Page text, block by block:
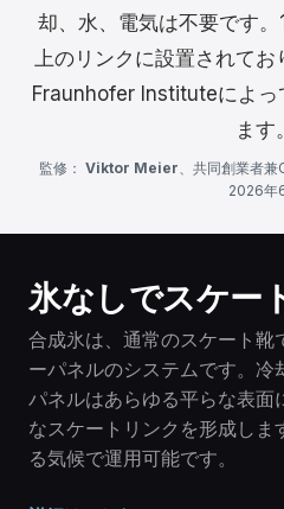
却、水、電気は不要です
上のリンクに設置されて
Fraunhofer Instituteによっ
ます。
監修： Viktor Meier 、共同創業者
2026年
氷なしでスケー
合成氷は、通常のスケート靴
ーパネルのシステムです。冷
パネルはあらゆる平らな表面
なスケートリンクを形成しま
る気候で運用可能です。